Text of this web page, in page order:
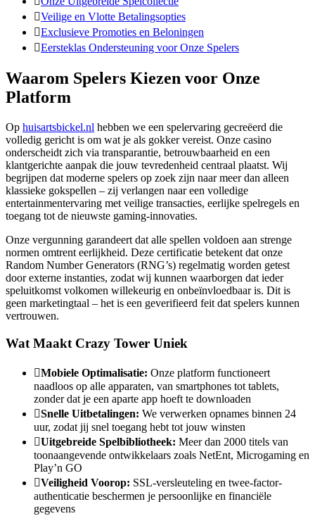
Veilige en Vlotte Betalingsopties
Exclusieve Promoties en Beloningen
Eersteklas Ondersteuning voor Onze Spelers
Waarom Spelers Kiezen voor Onze
Platform
Op huisartsbickel.nl hebben we een spelervaring gecreëerd die
volledig gericht is om wat je als gokker vereist. Onze casino
onderscheidt zich via transparantie, betrouwbaarheid en een
klantgerichte aanpak die jouw tevredenheid centraal plaatst. Wij
begrijpen dat moderne spelers op zoek zijn naar meer dan alleen
klassieke gokspellen – zij verlangen naar een volledige
entertainmentervaring met veilige transacties, eerlijke spelregels en
toegang tot de nieuwste gaming-innovaties.
Onze vergunning garandeert dat alle spellen voldoen aan strenge
normen omtrent eerlijkheid. Deze certificatie betekent dat onze
Random Number Generators (RNG’s) regelmatig worden getest
door externe instanties, zodat wij kunnen waarborgen dat ieder
speluitkomst volkomen willekeurig en onbeïnvloedbaar is. Dit is
geen marketingtaal – het is een geverifieerd feit dat spelers kunnen
vertrouwen.
Wat Maakt Crazy Tower Uniek
Mobiele Optimalisatie: Onze platform functioneert
naadloos op alle apparaten, van smartphones tot tablets,
zonder dat je een aparte app hoeft te downloaden
Snelle Uitbetalingen: We verwerken opnames binnen 24
uur, zodat jij snel toegang hebt tot jouw winsten
Uitgebreide Spelbibliotheek: Meer dan 2000 titels van
toonaangevende ontwikkelaars zoals NetEnt, Microgaming en
Play’n GO
Veiligheid Voorop: SSL-versleuteling en twee-factor-
authenticatie beschermen je persoonlijke en financiële
gegevens